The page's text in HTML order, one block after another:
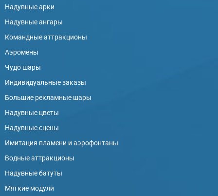
Надувные арки
Надувные ангары
Командные аттракционы
Аэромены
Чудо шары
Индивидуальные заказы
Большие рекламные шары
Надувные цветы
Надувные сцены
Имитация пламени и аэрофонтаны
Водные аттракционы
Надувные батуты
Мягкие модули